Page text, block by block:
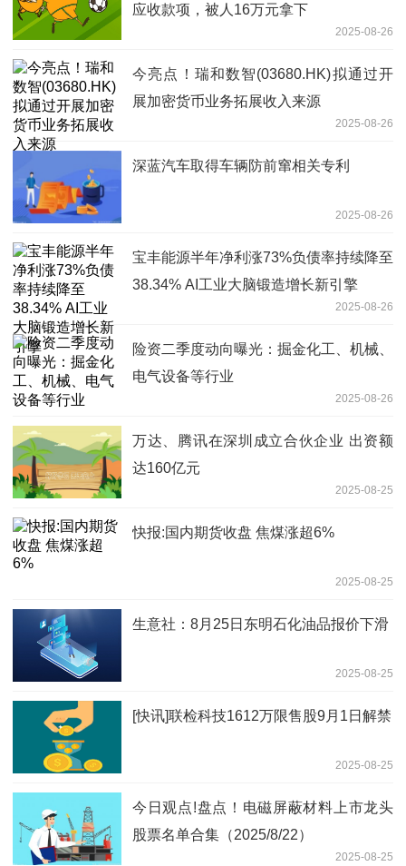
应收款项，被人16万元拿下
2025-08-26
今亮点！瑞和数智(03680.HK)拟通过开
展加密货币业务拓展收入来源
2025-08-26
深蓝汽车取得车辆防前窜相关专利
2025-08-26
宝丰能源半年净利涨73%负债率持续降至
38.34% AI工业大脑锻造增长新引擎
2025-08-26
险资二季度动向曝光：掘金化工、机械、
电气设备等行业
2025-08-26
万达、腾讯在深圳成立合伙企业 出资额
达160亿元
2025-08-25
快报:国内期货收盘 焦煤涨超6%
2025-08-25
生意社：8月25日东明石化油品报价下滑
2025-08-25
[快讯]联检科技1612万限售股9月1日解禁
2025-08-25
今日观点!盘点！电磁屏蔽材料上市龙头
股票名单合集（2025/8/22）
2025-08-25